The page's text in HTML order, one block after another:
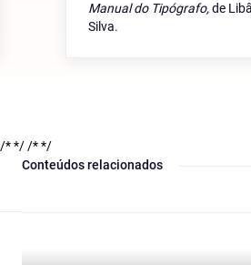
Manual do Tipógrafo,de
Silva.
/* *//* */
Conteúdos relacionados